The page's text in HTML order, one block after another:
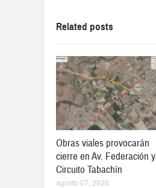
Related posts
Obras viales provocarán
cierre en Av. Federación y
Circuito Tabachín
agosto 07, 2026